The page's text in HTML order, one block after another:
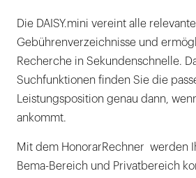
Die DAISY.mini vereint alle
Gebührenverzeichnisse und
Recherche in Sekundenschnelle.
Suchfunktionen finden Sie die
Leistungsposition genau dann,
ankommt.
Mit dem HonorarRechner werden
Bema-Bereich und Privatbereich